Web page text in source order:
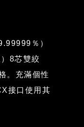
％）
8芯雙絞
。充滿個性
接口使用其